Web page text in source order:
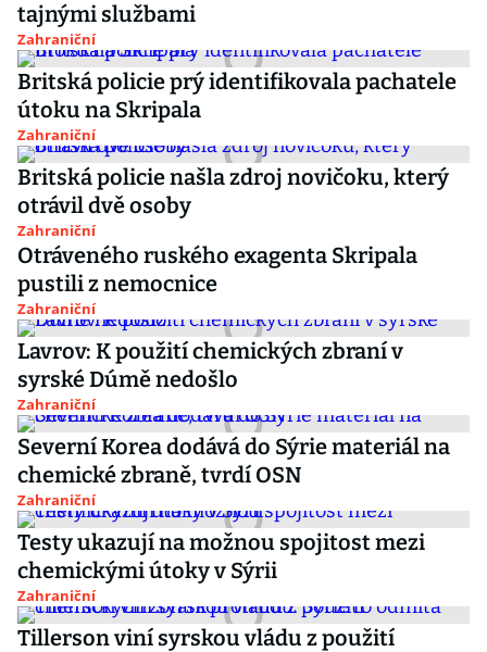
tajnými službami
Zahraniční
Britská policie prý identifikovala pachatele
útoku na Skripala
Zahraniční
Britská policie našla zdroj novičoku, který
otrávil dvě osoby
Zahraniční
Otráveného ruského exagenta Skripala
pustili z nemocnice
Zahraniční
Lavrov: K použití chemických zbraní v
syrské Dúmě nedošlo
Zahraniční
Severní Korea dodává do Sýrie materiál na
chemické zbraně, tvrdí OSN
Zahraniční
Testy ukazují na možnou spojitost mezi
chemickými útoky v Sýrii
Zahraniční
Tillerson viní syrskou vládu z použití